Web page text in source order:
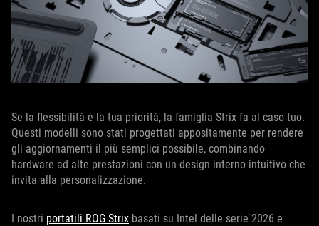
Se la flessibilità è la tua priorità, la famiglia Strix fa al caso tuo.
Questi modelli sono stati progettati appositamente per rendere
gli aggiornamenti il più semplici possibile, combinando
hardware ad alte prestazioni con un design interno intuitivo che
invita alla personalizzazione.
I nostri portatili ROG Strix basati su Intel delle serie 2026 e